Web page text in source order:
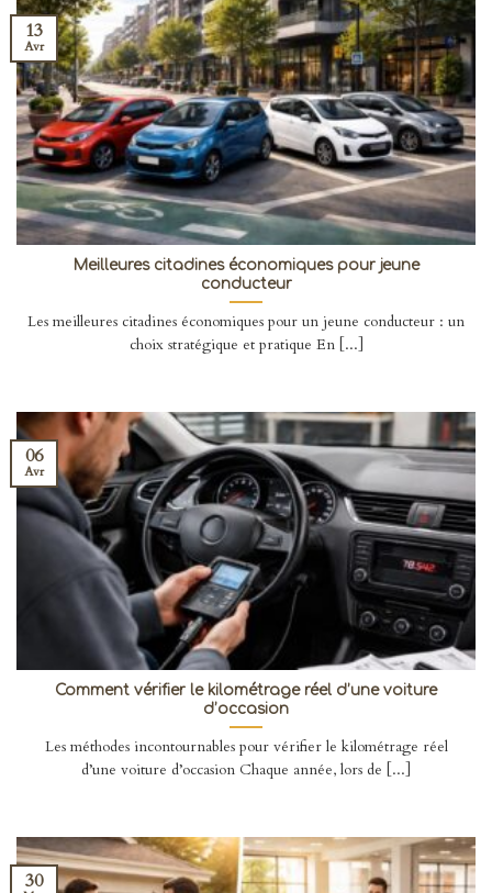
Meilleures citadines économiques pour jeune
conducteur
Les meilleures citadines économiques pour un jeune conducteur : un
choix stratégique et pratique En [...]
13
Avr
Comment vérifier le kilométrage réel d’une voiture
d’occasion
Les méthodes incontournables pour vérifier le kilométrage réel
d’une voiture d’occasion Chaque année, lors de [...]
06
Avr
30